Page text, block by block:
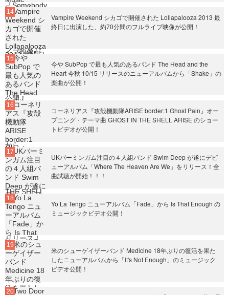
Vampire Weekend シカゴで開催された Lollapalooza 2013 最
終日に出演した、約70分間のフルライブ映像が公開！
今や SubPop で最も人気のあるバンド The Head and the
Heart 今秋 10/15 リリースのニューアルバムから「Shake」の
楽曲が公開！
コーネリアス『攻殻機動隊ARISE border:1 Ghost Pain』オー
プニング・テーマ曲 GHOST IN THE SHELL ARISE のショー
トビデオが公開！
UKバーミンガム注目の４人組バンド Swim Deep が遂にデビ
ューアルバム「Where The Heaven Are We」をリリース！全
曲試聴が開始！！！
Yo La Tengo ニューアルバム「Fade」から Is That Enough の
ミュージックビデオ公開！
米のシューゲイザーバンド Medicine 18年ぶりの復活を果た
したニューアルバムから「It's Not Enough」のミュージック
ビデオ公開！